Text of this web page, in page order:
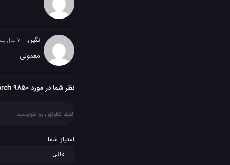
نگین 7 سال پیش
معمولی
نظر شما در مورد BlackBerry Torch 9850 چیست؟
امتیاز شما